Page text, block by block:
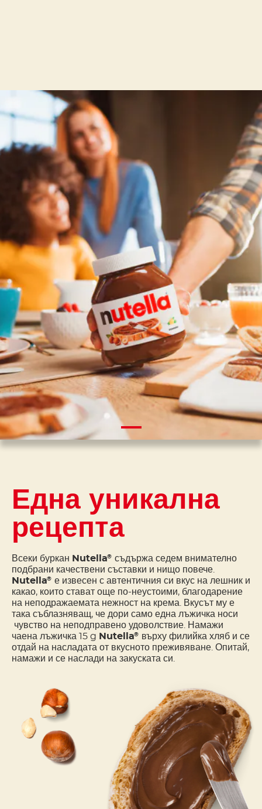
Една уникална
рецепта
Всеки буркан Nutella® съдържа седем внимателно
подбрани качествени съставки и нищо повече.
Nutella® е извесен с автентичния си вкус на лешник и
какао, които стават още по-неустоими, благодарение
на неподражаемата нежност на крема. Вкусът му е
така съблазняващ, че дори само една лъжичка носи
чувство на неподправено удоволствие. Намажи
чаена лъжичка 15 g Nutella® върху филийка хляб и се
отдай на насладата от вкусното преживяване. Опитай,
намажи и се наслади на закуската си.